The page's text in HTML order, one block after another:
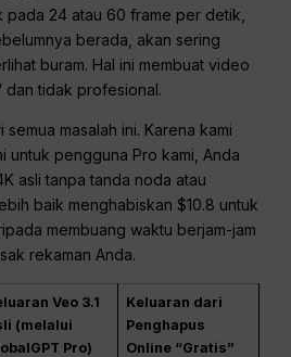
24 atau 60 frame per detik,
berada, akan sering
buram. Hal ini membuat video
dan tidak profesional.
masalah ini. Karena kami
untuk pengguna Pro kami, Anda
asli tanpa tanda noda atau
baik menghabiskan $10.8 untuk
membuang waktu berjam-jam
rekaman Anda.
Veo 3.1
(melalui
Pro)
Keluaran dari
Penghapus
Online “Gratis”